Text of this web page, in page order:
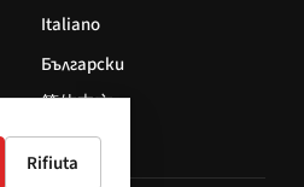
Italiano
Български
简体中文
Rifiuta